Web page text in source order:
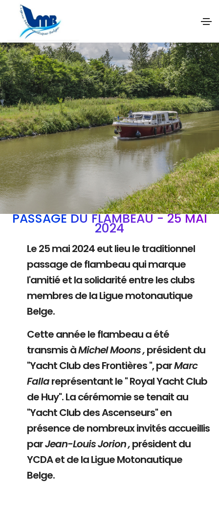
PASSAGE DU FLAMBEAU - 25 MAI
2024
Le 25 mai 2024 eut lieu le traditionnel
passage de flambeau qui marque
l'amitié et la solidarité entre les clubs
membres de la Ligue motonautique
Belge.
Cette année le flambeau a été
transmis àMichel Moons ,président du
"Yacht Club des Frontières ", parMarc
Fallareprésentant le " Royal Yacht Club
de Huy". La cérémomie se tenait au
"Yacht Club des Ascenseurs" en
présence de nombreux invités accueillis
parJean-Louis Jorion ,président du
YCDA et de la Ligue Motonautique
Belge.